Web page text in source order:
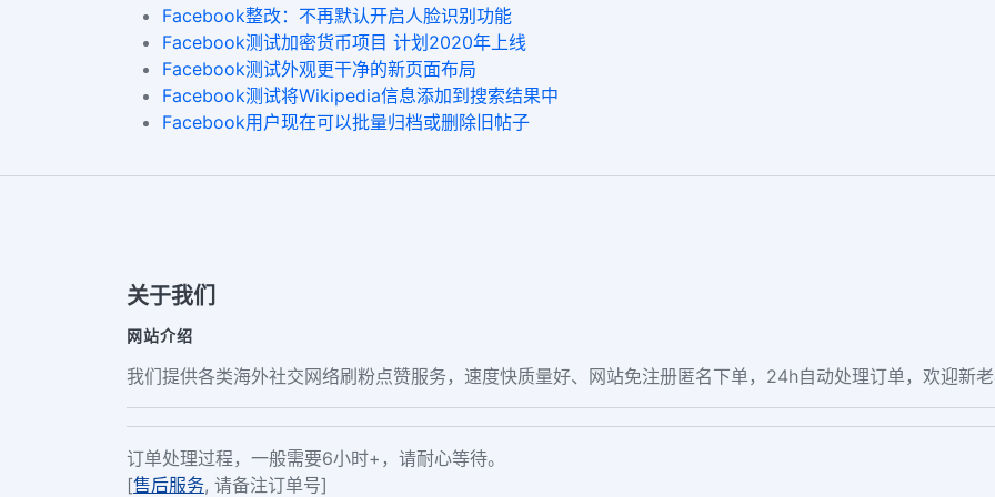
Facebook整改：不再默认开启人脸识别功能
Facebook测试加密货币项目 计划2020年上线
Facebook测试外观更干净的新页面布局
Facebook测试将Wikipedia信息添加到搜索结果中
Facebook用户现在可以批量归档或删除旧帖子
关于我们
网站介绍
我们提供各类海外社交网络刷粉点赞服务，速度快质量好、网站免注册匿名下单，24h自动处理订单，欢迎新老
订单处理过程，一般需要6小时+，请耐心等待。
[售后服务, 请备注订单号]